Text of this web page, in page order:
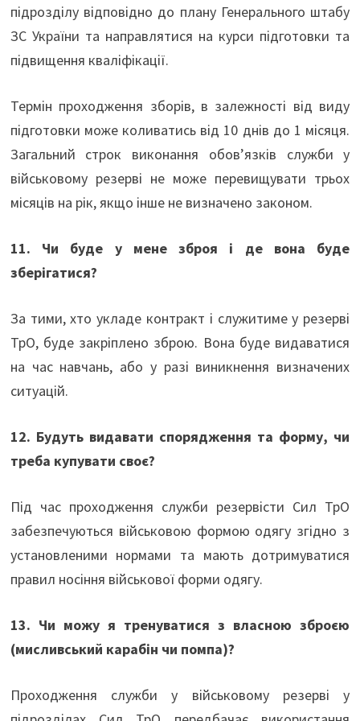
підрозділу відповідно до плану Генерального штабу
ЗС України та направлятися на курси підготовки та
підвищення кваліфікації.
Термін проходження зборів, в залежності від виду
підготовки може коливатись від 10 днів до 1 місяця.
Загальний строк виконання обов’язків служби у
військовому резерві не може перевищувати трьох
місяців на рік, якщо інше не визначено законом.
11. Чи буде у мене зброя і де вона буде
зберігатися?
За тими, хто укладе контракт і служитиме у резерві
ТрО, буде закріплено зброю. Вона буде видаватися
на час навчань, або у разі виникнення визначених
ситуацій.
12. Будуть видавати спорядження та форму, чи
треба купувати своє?
Під час проходження служби резервісти Сил ТрО
забезпечуються військовою формою одягу згідно з
установленими нормами та мають дотримуватися
правил носіння військової форми одягу.
13. Чи можу я тренуватися з власною зброєю
(мисливський карабін чи помпа)?
Проходження служби у військовому резерві у